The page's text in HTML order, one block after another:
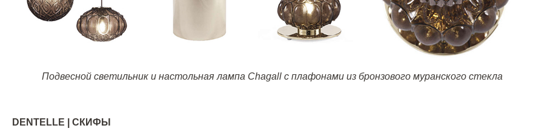
Подвесной светильник и настольная лампа Chagall с плафонами из бронзового муранского стекла
DENTELLE | СКИФЫ